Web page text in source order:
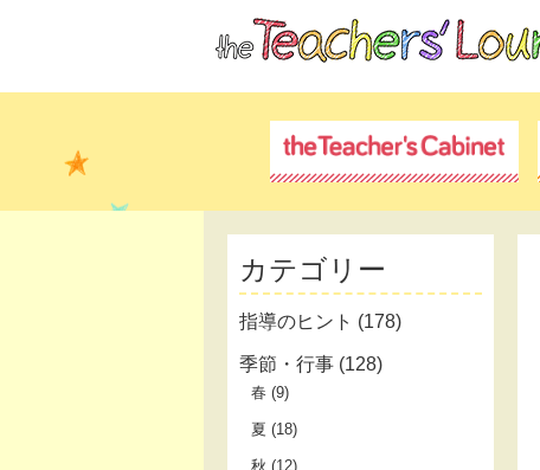
カテゴリー
指導のヒント (178)
季節・行事 (128)
春 (9)
夏 (18)
秋 (12)